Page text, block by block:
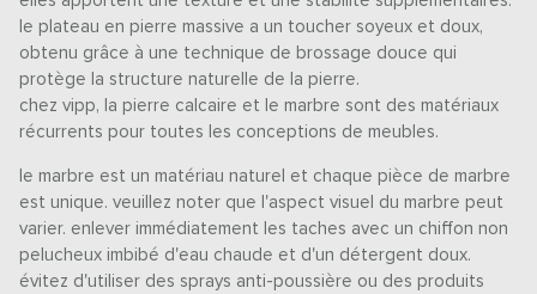
le plateau en pierre massive a un toucher soyeux et doux,
obtenu grâce à une technique de brossage douce qui
protège la structure naturelle de la pierre.
chez vipp, la pierre calcaire et le marbre sont des matériaux
récurrents pour toutes les conceptions de meubles.
le marbre est un matériau naturel et chaque pièce de marbre
est unique. veuillez noter que l'aspect visuel du marbre peut
varier. enlever immédiatement les taches avec un chiffon non
pelucheux imbibé d'eau chaude et d'un détergent doux.
évitez d'utiliser des sprays anti-poussière ou des produits